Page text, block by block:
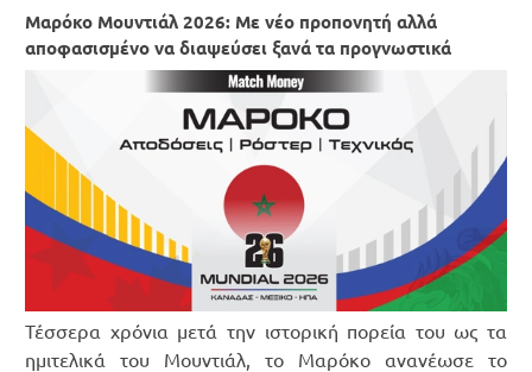
Μαρόκο Μουντιάλ 2026: Με νέο προπονητή αλλά
αποφασισμένο να διαψεύσει ξανά τα προγνωστικά
Τέσσερα χρόνια μετά την ιστορική πορεία του ως τα
ημιτελικά του Μουντιάλ, το Μαρόκο ανανέωσε το